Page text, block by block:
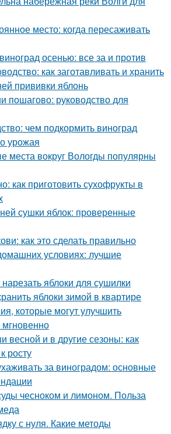
место: когда пересаживать
осенью: все за и против
как заготавливать и хранить
прививки яблонь
пошагово: руководство для
чем подкормить виноград
урожая
места вокруг Вологды популярны
как приготовить сухофрукты в
сушки яблок: проверенные
как это сделать правильно
условиях: лучшие
яблоки для сушилки
яблоки зимой в квартире
которые могут улучшить
весной и в другие сезоны: как
росту
за виноградом: основные
чесноком и лимоном. Польза
с нуля. Какие методы